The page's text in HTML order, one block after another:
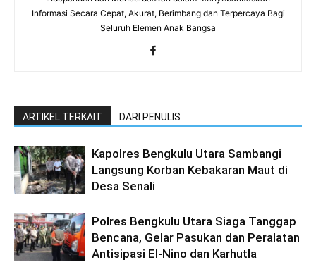
Informasi Secara Cepat, Akurat, Berimbang dan Terpercaya Bagi
Seluruh Elemen Anak Bangsa
ARTIKEL TERKAIT DARI PENULIS
Kapolres Bengkulu Utara Sambangi
Langsung Korban Kebakaran Maut di
Desa Senali
Polres Bengkulu Utara Siaga Tanggap
Bencana, Gelar Pasukan dan Peralatan
Antisipasi El-Nino dan Karhutla